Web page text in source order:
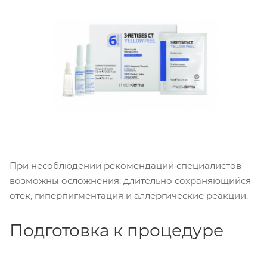
При несоблюдении рекомендаций специалистов
возможны осложнения: длительно сохраняющийся
отек, гиперпигментация и аллергические реакции.
Подготовка к процедуре